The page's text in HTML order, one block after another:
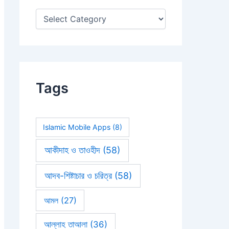
:
Tags
Islamic Mobile Apps(8)
আকীদাহ ও তাওহীদ(58)
আদব-শিষ্টাচার ও চরিত্র(58)
আমল(27)
আল্লাহ তাআলা(36)